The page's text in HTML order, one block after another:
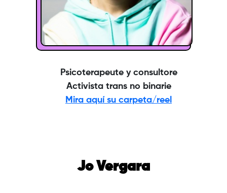
Psicoterapeute y consultore
Activista trans no binarie
Mira aquí su carpeta/reel
Jo Vergara